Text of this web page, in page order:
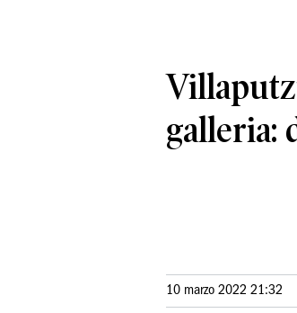
galleria:
10 marzo 2022 21:32